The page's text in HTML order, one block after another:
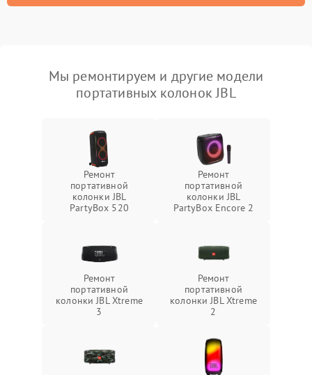
Мы ремонтируем и другие модели
портативных колонок JBL
Ремонт
портативной
колонки JBL
PartyBox 520
Ремонт
портативной
колонки JBL
PartyBox Encore 2
Ремонт
портативной
колонки JBL Xtreme
3
Ремонт
портативной
колонки JBL Xtreme
2